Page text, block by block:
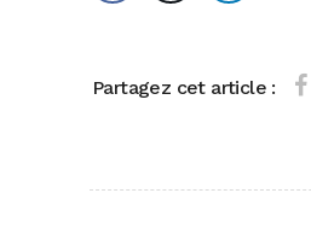
Partagez cet article :